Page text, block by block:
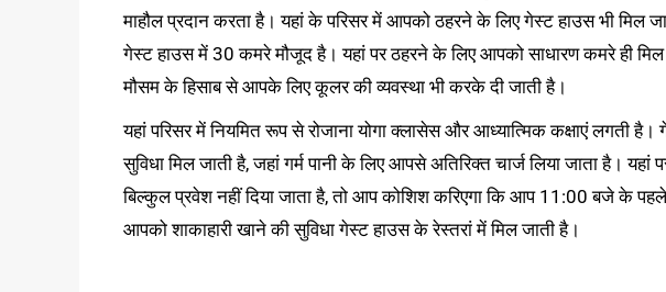
माहौल प्रदान करता है। यहां के परिसर में आपको ठहरने के लिए गेस्ट हाउस भी
गेस्ट हाउस में 30 कमरे मौजूद है। यहां पर ठहरने के लिए आपको साधारण कमरे ही मिल
मौसम के हिसाब से आपके लिए कूलर की व्यवस्था भी करके दी जाती है।
यहां परिसर में नियमित रूप से रोजाना योगा क्लासेस और आध्यात्मिक कक्षाएं लगती
सुविधा मिल जाती है, जहां गर्म पानी के लिए आपसे अतिरिक्त चार्ज लिया जाता है।
बिल्कुल प्रवेश नहीं दिया जाता है, तो आप कोशिश करिएगा कि आप 11:00 बजे के
आपको शाकाहारी खाने की सुविधा गेस्ट हाउस के रेस्तरां में मिल जाती है।